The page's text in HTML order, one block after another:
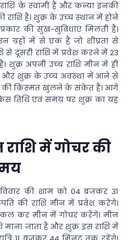
के स्‍वामी हैं और कन्‍या इनकी
है। शुुक्र के उच्‍च स्‍थान में होने
की सुख-सुविधाएं मिलती हैं।
ग्रहों में से एक हैं जो शीघ्रता से
से दूसरी राशि में प्रवेश करने में 23
शुक्र अपनी उच्‍च राशि मीन में ही
और शुक्र के उच्‍च अवस्‍था में आने से
की किस्‍मत खुलने के संकेत हैं। आगे
तिथि एवं समय पर शुक्र का यह
में गोचर की
की शाम को 04 बजकर 31
की राशि मीन में प्रवेश करेंगे।
कर मीन में गोचर करेंगे। मीन
माना जाता है और शुक्र इस राशि में